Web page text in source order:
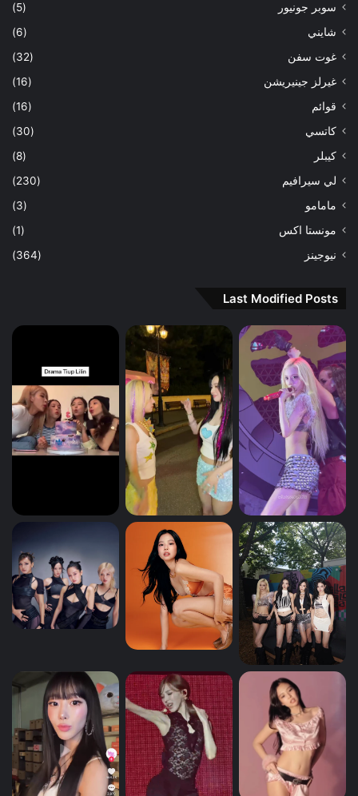
سوبر جونيور
(5)
شايني
(6)
غوت سفن
(32)
غيرلز جينيريشن
(16)
قوائم
(16)
كاتسي
(30)
كيبلر
(8)
لي سيرافيم
(230)
مامامو
(3)
مونستا اكس
(1)
نيوجينز
(364)
Last Modified Posts